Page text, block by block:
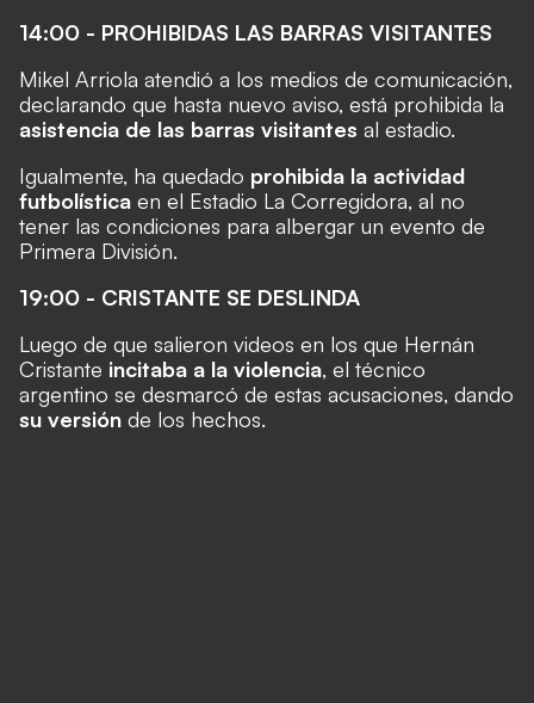
14:00 - PROHIBIDAS LAS BARRAS VISITANTES
Mikel Arriola atendió a los medios de comunicación,
declarando que hasta nuevo aviso, está prohibida la
asistencia de las barras visitantes al estadio.
Igualmente, ha quedado prohibida la actividad
futbolística en el Estadio La Corregidora, al no
tener las condiciones para albergar un evento de
Primera División.
19:00 - CRISTANTE SE DESLINDA
Luego de que salieron videos en los que Hernán
Cristante incitaba a la violencia, el técnico
argentino se desmarcó de estas acusaciones, dando
su versión de los hechos.